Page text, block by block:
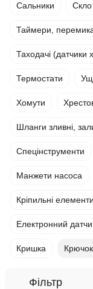
Сальники
Таймери,
Таходачі (датчики
Термостати
Хомути
Шланги зливні,
Спецінструменти
Манжети насоса
Кріпильні елементи
Електронний
Кришка Крючок
Фільтр